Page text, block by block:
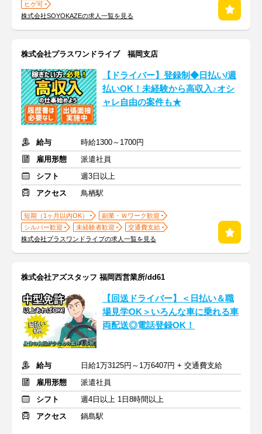
ヒゲ可
株式会社SOYOKAZEの求人一覧を見る
株式会社プラスワンドライブ 福岡支店
【ドライバー】登録制◆日払い/週
払いOK！未経験から高収入♪オシ
ャレ自由の案件も★
給与
時給1300～1700円
雇用形態
派遣社員
シフト
週3日以上
アクセス
鳥栖駅
短期（1ヶ月以内OK）
副業・Ｗワーク歓迎
シルバー歓迎
未経験者歓迎
交通費支給
株式会社プラスワンドライブの求人一覧を見る
株式会社アズスタッフ 福岡西営業所/dd61
【回送ドライバー】＜日払い＆職
場見学OK＞いろんな車に乗れる車
両配送◎電話登録OK！
給与
日給1万3125円～1万6407円 + 交通費支給
雇用形態
派遣社員
シフト
週4日以上 1日8時間以上
アクセス
鍋島駅